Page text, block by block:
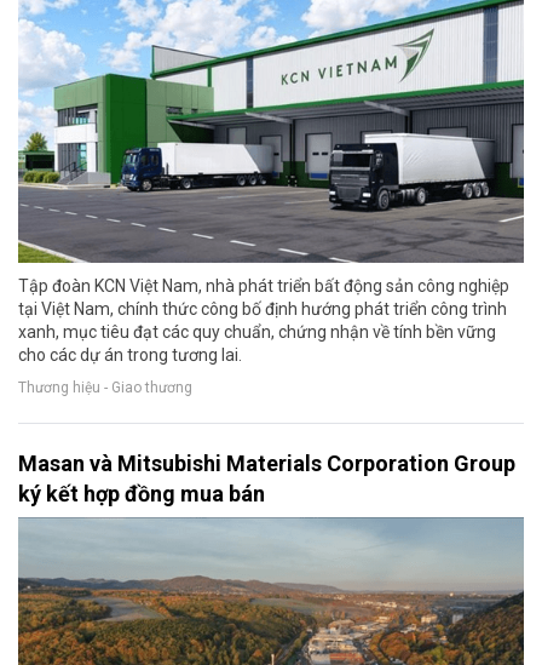
Tập đoàn KCN Việt Nam, nhà phát triển bất động sản công nghiệp
tại Việt Nam, chính thức công bố định hướng phát triển công trình
xanh, mục tiêu đạt các quy chuẩn, chứng nhận về tính bền vững
cho các dự án trong tương lai.
Thương hiệu - Giao thương
Masan và Mitsubishi Materials Corporation Group
ký kết hợp đồng mua bán